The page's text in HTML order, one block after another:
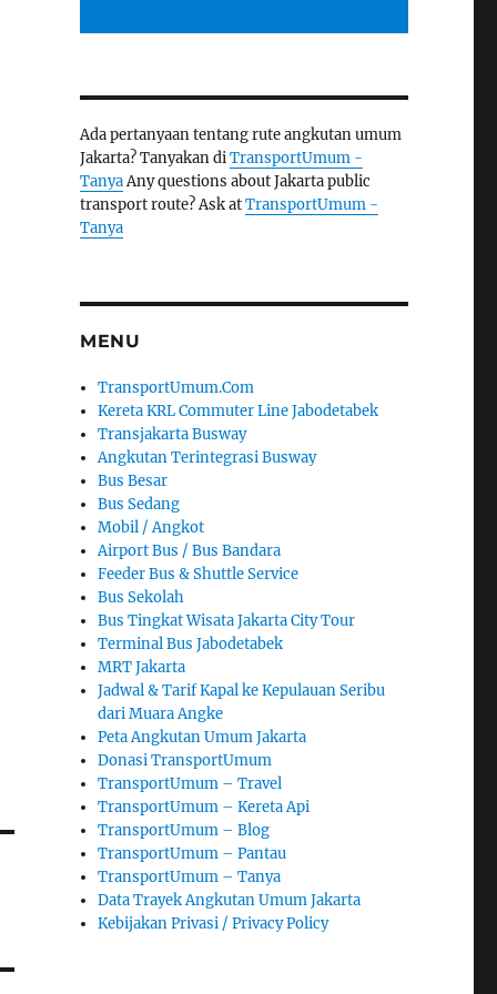
Ada pertanyaan tentang rute angkutan umum
Jakarta? Tanyakan diTransportUmum -
TanyaAny questions about Jakarta public
transport route? Ask atTransportUmum -
Tanya
MENU
TransportUmum.Com
Kereta KRL Commuter Line Jabodetabek
Transjakarta Busway
Angkutan Terintegrasi Busway
Bus Besar
Bus Sedang
Mobil / Angkot
Airport Bus / Bus Bandara
Feeder Bus & Shuttle Service
Bus Sekolah
Bus Tingkat Wisata Jakarta City Tour
Terminal Bus Jabodetabek
MRT Jakarta
Jadwal & Tarif Kapal ke Kepulauan Seribu
dari Muara Angke
Peta Angkutan Umum Jakarta
Donasi TransportUmum
TransportUmum – Travel
TransportUmum – Kereta Api
TransportUmum – Blog
TransportUmum – Pantau
TransportUmum – Tanya
Data Trayek Angkutan Umum Jakarta
Kebijakan Privasi / Privacy Policy